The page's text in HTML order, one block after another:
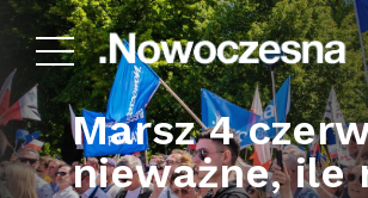
Marsz 4
nieważne, ile